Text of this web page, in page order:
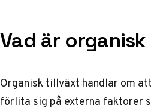
Vad är
Organisk tillväxt handlar om
förlita sig på externa faktorer